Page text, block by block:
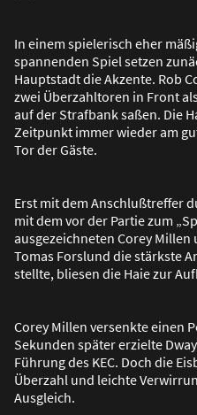
In einem spielerisch eher mäß
spannenden Spiel setzen
Hauptstadt die Akzente. Rob
zwei Überzahltoren in Front
auf der Strafbank saßen. Die
Zeitpunkt immer wieder am
Tor der Gäste.
Erst mit dem Anschlußtreffer
mit dem vor der Partie zum
ausgezeichneten Corey
Tomas Forslund die stärkste
stellte, bliesen die Haie zur
Corey Millen versenkte einen
Sekunden später erzielte
Führung des KEC. Doch die
Überzahl und leichte
Ausgleich.